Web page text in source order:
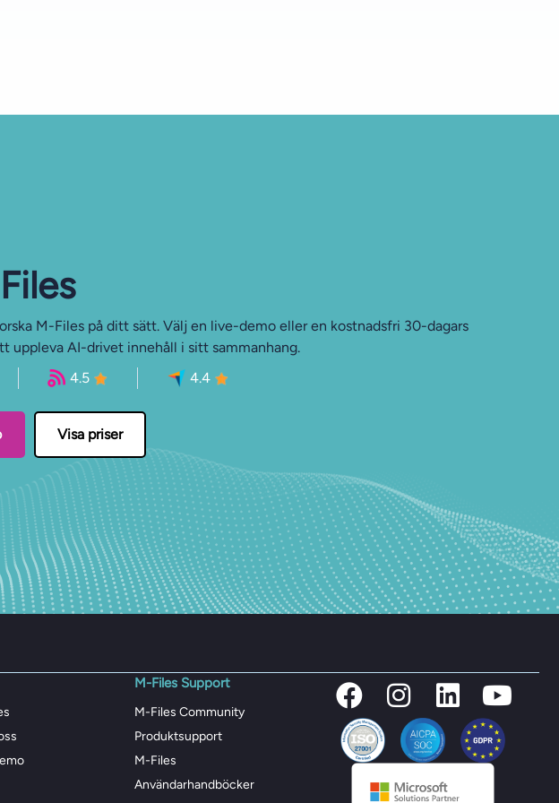
M-Files på ditt sätt. Välj en live-demo eller en kostnadsfri 30-dagars
uppleva AI-drivet innehåll i sitt sammanhang.
4.5 4.4
Visa priser
M-Files Support
M-Files Community
Produktsupport
M-Files
Användarhandböcker